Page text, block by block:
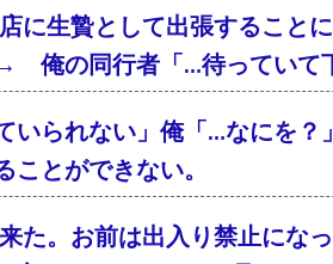
に生贄として出張すること
の同行者「…待っていて下
いられない」俺「…なにを
とができない。
た。お前は出入り禁止にな